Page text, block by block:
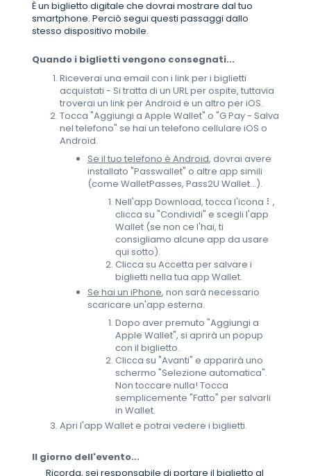
È un biglietto digitale che dovrai mostrare dal tuo
smartphone. Perciò segui questi passaggi dallo
stesso dispositivo mobile.
Quando i biglietti vengono consegnati...
Riceverai una email con i link per i biglietti
acquistati - Si tratta di un URL per ospite, tuttavia
troverai un link per Android e un altro per iOS.
Tocca "Aggiungi a Apple Wallet" o "G Pay - Salva
nel telefono" se hai un telefono cellulare iOS o
Android.
Se il tuo telefono è Android, dovrai avere
installato "Passwallet" o altre app simili
(come WalletPasses, Pass2U Wallet...).
Nell'app Download, tocca l'icona ⠇,
clicca su "Condividi" e scegli l'app
Wallet (se non ce l'hai, ti
consigliamo alcune app da usare
qui sotto).
Clicca su Accetta per salvare i
biglietti nella tua app Wallet.
Se hai un iPhone, non sarà necessario
scaricare un'app esterna.
Dopo aver premuto "Aggiungi a
Apple Wallet", si aprirà un popup
con il biglietto.
Clicca su "Avanti" e apparirà uno
schermo "Selezione automatica".
Non toccare nulla! Tocca
semplicemente "Fatto" per salvarli
in Wallet.
Apri l'app Wallet e potrai vedere i biglietti.
Il giorno dell'evento...
Ricorda, sei responsabile di portare il biglietto al